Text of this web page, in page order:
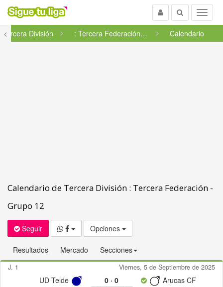
Menu
Buscar
Usuario
<
Tercera División : Tercera Federación - Grupo ... Calendario
Calendario de Tercera División : Tercera Federación -
Grupo 12
Seguir Opciones
Resultados Mercado Secciones
J. 1 Viernes, 5 de Septiembre de 2025
UD Telde 0· 0 Arucas CF